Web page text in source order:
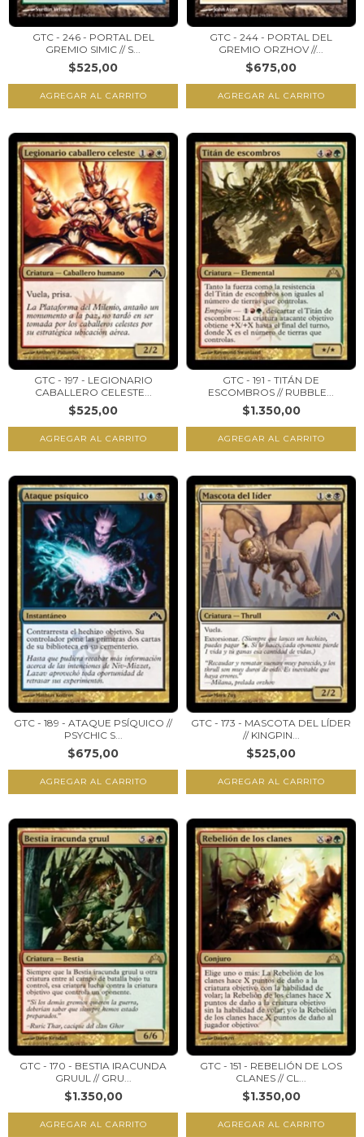
GTC - 246 - PORTAL DEL
GREMIO SIMIC // S...
$525,00
GTC - 244 - PORTAL DEL
GREMIO ORZHOV //...
$675,00
GTC - 197 - LEGIONARIO
CABALLERO CELESTE...
$525,00
GTC - 191 - TITÁN DE
ESCOMBROS // RUBBLE...
$1.350,00
GTC - 189 - ATAQUE PSÍQUICO //
PSYCHIC S...
$675,00
GTC - 173 - MASCOTA DEL LÍDER
// KINGPIN...
$525,00
GTC - 170 - BESTIA IRACUNDA
GRUUL // GRU...
$1.350,00
GTC - 151 - REBELIÓN DE LOS
CLANES // CL...
$1.350,00